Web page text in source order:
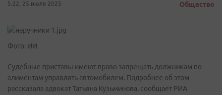
5:22, 25 июля 2025 Общество
Фото: ИИ
Судебные приставы имеют право запрещать должникам по
алиментам управлять автомобилем. Подробнее об этом
рассказала адвокат Татьяна Кузьминова, сообщает РИА